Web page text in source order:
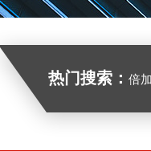
热门搜索： 倍加福